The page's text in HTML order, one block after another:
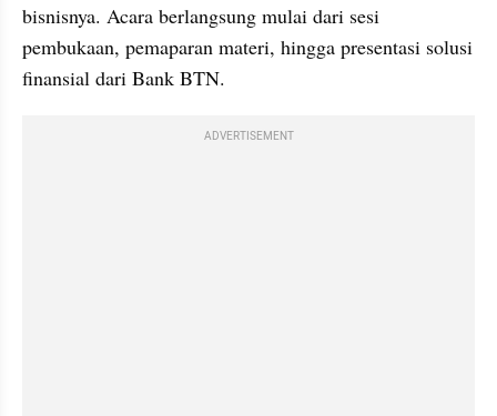
bisnisnya. Acara berlangsung mulai dari sesi
pembukaan, pemaparan materi, hingga presentasi solusi
finansial dari Bank BTN.
ADVERTISEMENT